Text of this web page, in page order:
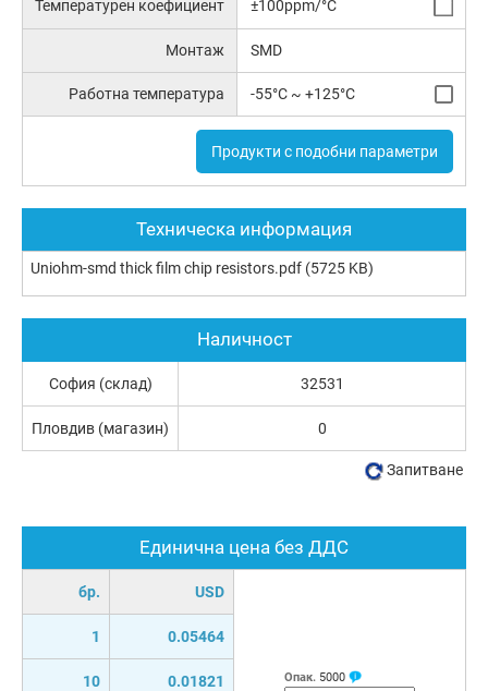
Температурен коефициент ±100ppm/°C
Монтаж SMD
Работна температура -55°C ~ +125°C
Продукти с подобни параметри
Техническа информация
Uniohm-smd thick film chip resistors.pdf (5725 KB)
Единична цена без ДДС
бр. USD
1 0.05464
10 0.01821 Опак. 5000
Наличност
София (склад) 32531
Пловдив (магазин) 0
Запитване